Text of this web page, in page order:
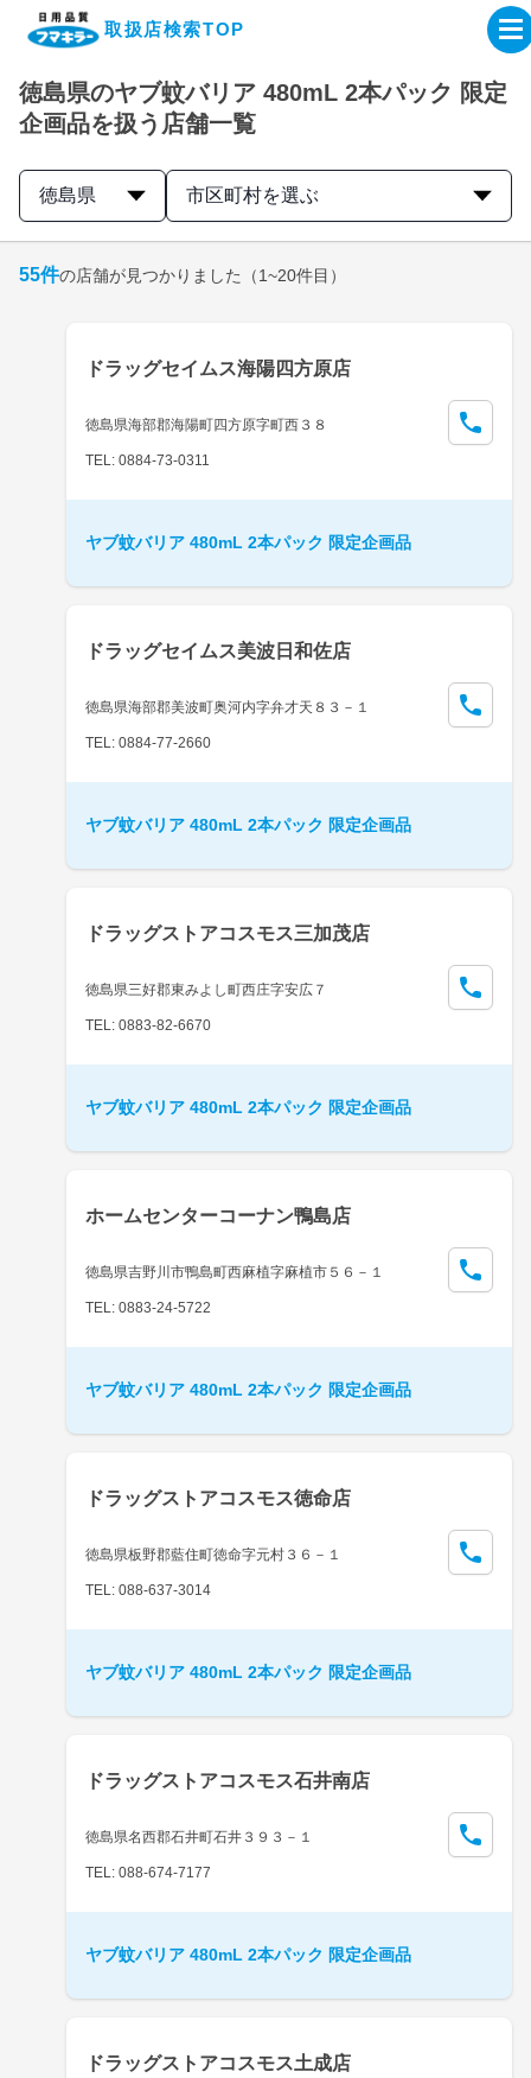
取扱店検索TOP
企業・IR情報サイト
製品情報サイト
取扱店検索はこちら
徳島県のヤブ蚊バリア 480mL 2本パック 限定
企画品を扱う店舗一覧
徳島県 市区町村を選ぶ
55件の店舗が見つかりました （1~20件目）
ドラッグセイムス海陽四方原店
徳島県海部郡海陽町四方原字町西３８
TEL: 0884-73-0311
ヤブ蚊バリア 480mL 2本パック 限定企画品
ドラッグセイムス美波日和佐店
徳島県海部郡美波町奥河内字弁才天８３－１
TEL: 0884-77-2660
ヤブ蚊バリア 480mL 2本パック 限定企画品
ドラッグストアコスモス三加茂店
徳島県三好郡東みよし町西庄字安広７
TEL: 0883-82-6670
ヤブ蚊バリア 480mL 2本パック 限定企画品
ホームセンターコーナン鴨島店
徳島県吉野川市鴨島町西麻植字麻植市５６－１
TEL: 0883-24-5722
ヤブ蚊バリア 480mL 2本パック 限定企画品
ドラッグストアコスモス徳命店
徳島県板野郡藍住町徳命字元村３６－１
TEL: 088-637-3014
ヤブ蚊バリア 480mL 2本パック 限定企画品
ドラッグストアコスモス石井南店
徳島県名西郡石井町石井３９３－１
TEL: 088-674-7177
ヤブ蚊バリア 480mL 2本パック 限定企画品
ドラッグストアコスモス土成店